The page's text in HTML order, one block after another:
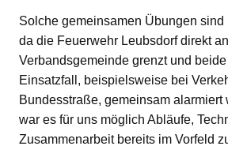
Solche gemeinsamen Übungen sind
da die Feuerwehr Leubsdorf direkt
Verbandsgemeinde grenzt und
Einsatzfall, beispielsweise bei
Bundesstraße, gemeinsam alarmiert
war es für uns möglich Abläufe,
Zusammenarbeit bereits im Vorfeld